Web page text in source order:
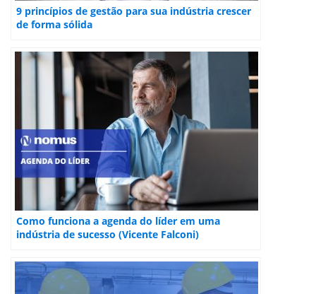
9 princípios de gestão para sua indústria crescer
de forma sólida
Como funciona a agenda do líder em uma
indústria de sucesso (Vicente Falconi)